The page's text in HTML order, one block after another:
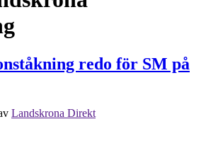
redo för SM på
Landskrona Direkt